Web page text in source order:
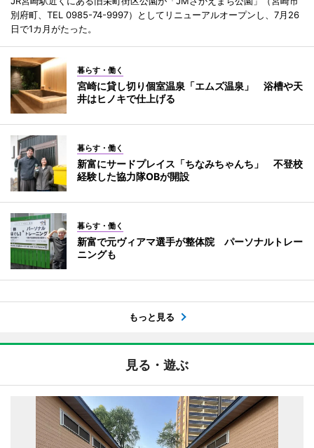
別府町、TEL 0985-74-9997）としてリニューアルオープンし、7月26
日で1カ月がたった。
暮らす・働く
宮崎に貸し切り個室温泉「エムズ温泉」 浴槽や天
井はヒノキで仕上げる
暮らす・働く
新富にサードプレイス「ちなみちゃんち」 不登校
経験した協力隊OBが開設
暮らす・働く
新富で元ヴィアマ選手が整体院 パーソナルトレー
ニングも
もっと見る
見る・遊ぶ